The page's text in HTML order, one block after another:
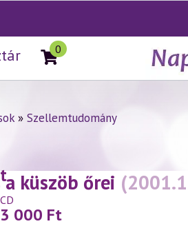
0
» Szellemtudomány
a küszöb őrei
CD
3 000 Ft